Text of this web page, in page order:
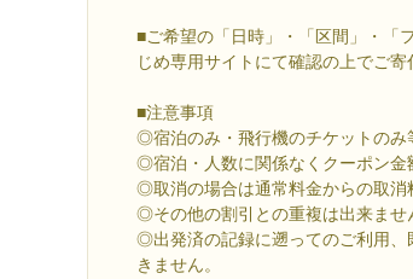
■ご希望の「日時」・「区間」・「
じめ専用サイトにて確認の上でご
■注意事項
◎宿泊のみ・飛行機のチケットのみ
◎宿泊・人数に関係なくクーポン金
◎取消の場合は通常料金からの取消
◎その他の割引との重複は出来ませ
◎出発済の記録に遡ってのご利用、
きません。